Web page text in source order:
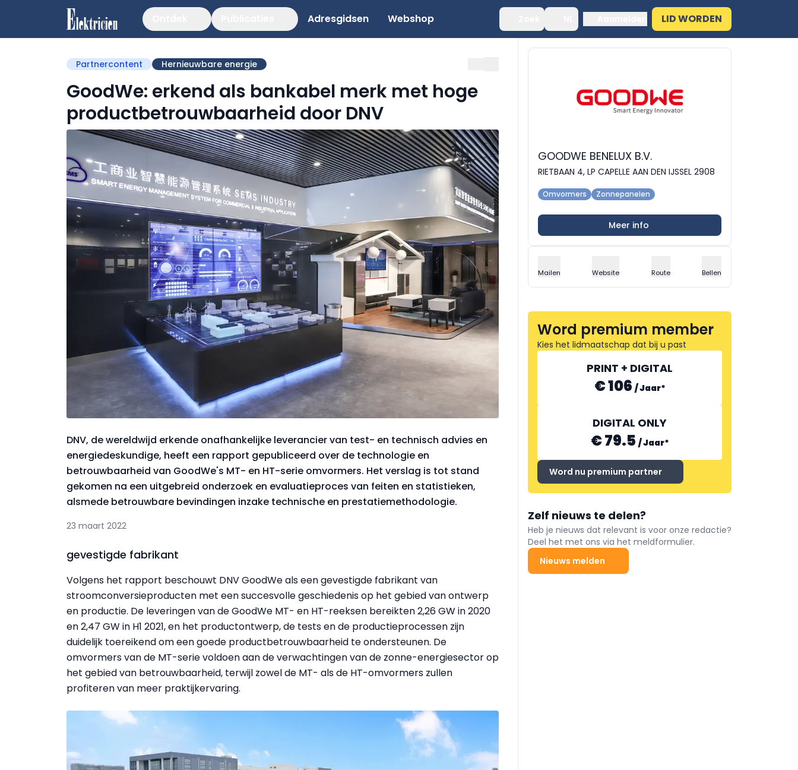
Adresgidsen Webshop LID WORDEN
Partnercontent Hernieuwbare energie
GoodWe: erkend als bankabel merk met hoge
productbetrouwbaarheid door DNV
DNV, de wereldwijd erkende onafhankelijke leverancier van test- en technisch advies en
energiedeskundige, heeft een rapport gepubliceerd over de technologie en
betrouwbaarheid van GoodWe's MT- en HT-serie omvormers. Het verslag is tot stand
gekomen na een uitgebreid onderzoek en evaluatieproces van feiten en statistieken,
alsmede betrouwbare bevindingen inzake technische en prestatiemethodologie.
23 maart 2022
gevestigde fabrikant
Volgens het rapport beschouwt DNV GoodWe als een gevestigde fabrikant van
stroomconversieproducten met een succesvolle geschiedenis op het gebied van ontwerp
en productie. De leveringen van de GoodWe MT- en HT-reeksen bereikten 2,26 GW in 2020
en 2,47 GW in H1 2021, en het productontwerp, de tests en de productieprocessen zijn
duidelijk toereikend om een goede productbetrouwbaarheid te ondersteunen. De
omvormers van de MT-serie voldoen aan de verwachtingen van de zonne-energiesector op
het gebied van betrouwbaarheid, terwijl zowel de MT- als de HT-omvormers zullen
profiteren van meer praktijkervaring.
GOODWE BENELUX B.V.
RIETBAAN 4, LP CAPELLE AAN DEN IJSSEL 2908
Omvormers Zonnepanelen
Meer info
Mailen Website Route Bellen
Word premium member
Kies het lidmaatschap dat bij u past
PRINT + DIGITAL
€ 106 /Jaar*
DIGITAL ONLY
€ 79.5 /Jaar*
Word nu premium partner
Zelf nieuws te delen?
Heb je nieuws dat relevant is voor onze redactie?
Deel het met ons via het meldformulier.
Nieuws melden